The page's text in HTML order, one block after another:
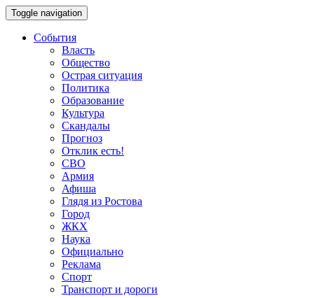
Toggle navigation
События
Власть
Общество
Острая ситуация
Политика
Образование
Культура
Скандалы
Прогноз
Отклик есть!
СВО
Армия
Афиша
Глядя из Ростова
Город
ЖКХ
Наука
Официально
Реклама
Спорт
Транспорт и дороги